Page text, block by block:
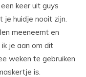
keer uit guys
je huidje nooit zijn.
meeneemt en
je aan om dit
weken te gebruiken
is.